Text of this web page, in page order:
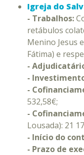
Igreja do
- Trabalhos:
retábulos
Menino Jesus
Fátima) e
-
-
-
532,58€;
-
Lousada): 21
- Início do
- Prazo de